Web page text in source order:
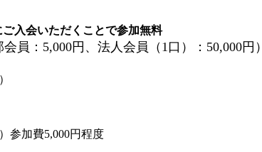
入会いただくことで参加無料
会員：5,000円、法人会員（1口）：50,000円）
参加費5,000円程度